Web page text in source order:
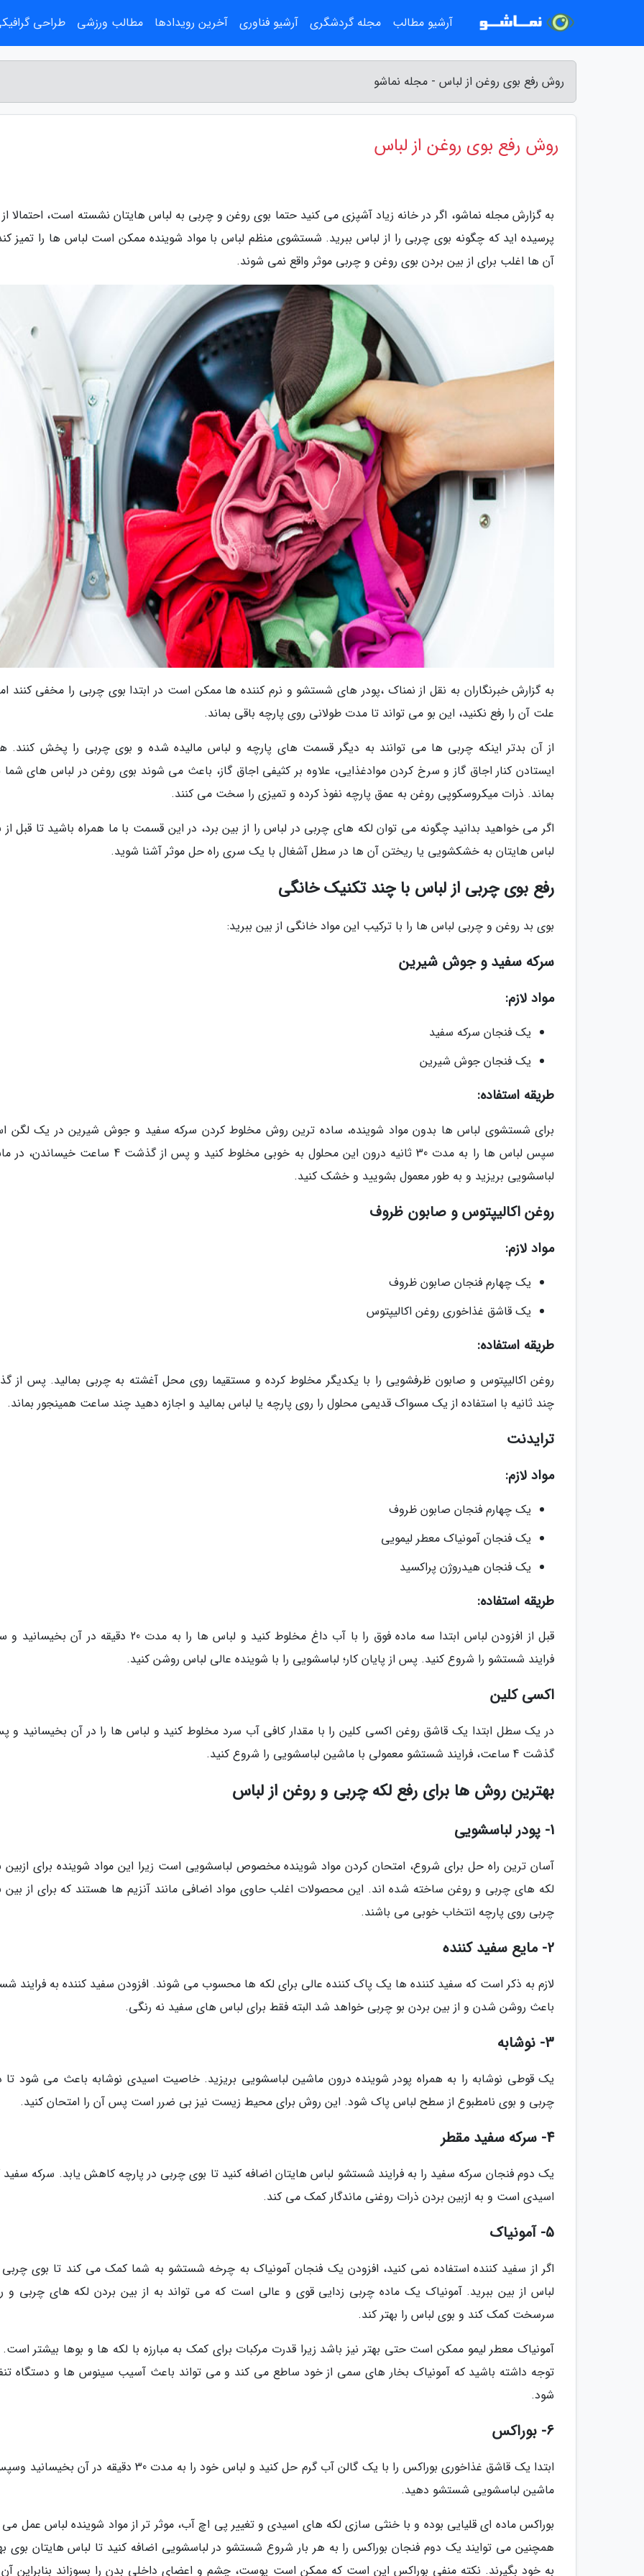
روش رفع بوی روغن از لباس - مجله نماشو
روش رفع بوی روغن از لباس
به گزارش مجله نماشو، اگر در خانه زیاد آشپزی می کنید حتما بوی روغن و چربی به لباس هایتان نشسته است، احتمالا
پرسیده اید که چگونه بوی چربی را از لباس ببرید. شستشوی منظم لباس با مواد شوینده ممکن است لباس ها را تمیز
آن ها اغلب برای از بین بردن بوی روغن و چربی موثر واقع نمی شوند.
به گزارش خبرنگاران به نقل از نمناک ،پودر های شستشو و نرم کننده ها ممکن است در ابتدا بوی چربی را مخفی کنند
علت آن را رفع نکنید، این بو می تواند تا مدت طولانی روی پارچه باقی بماند.
از آن بدتر اینکه چربی ها می توانند به دیگر قسمت های پارچه و لباس مالیده شده و بوی چربی را پخش کنند.
ایستادن کنار اجاق گاز و سرخ کردن موادغذایی، علاوه بر کثیفی اجاق گاز، باعث می شوند بوی روغن در لباس های شما
بماند. ذرات میکروسکوپی روغن به عمق پارچه نفوذ کرده و تمیزی را سخت می کنند.
اگر می خواهید بدانید چگونه می توان لکه های چربی در لباس را از بین برد، در این قسمت با ما همراه باشید تا قبل از
لباس هایتان به خشکشویی یا ریختن آن ها در سطل آشغال با یک سری راه حل موثر آشنا شوید.
رفع بوی چربی از لباس با چند تکنیک خانگی
بوی بد روغن و چربی لباس ها را با ترکیب این مواد خانگی از بین ببرید:
سرکه سفید و جوش شیرین
مواد لازم:
یک فنجان سرکه سفید
یک فنجان جوش شیرین
طریقه استفاده:
برای شستشوی لباس ها بدون مواد شوینده، ساده ترین روش مخلوط کردن سرکه سفید و جوش شیرین در یک لگن
سپس لباس ها را به مدت 30 ثانیه درون این محلول به خوبی مخلوط کنید و پس از گذشت 4
لباسشویی بریزید و به طور معمول بشویید و خشک کنید.
روغن اکالیپتوس و صابون ظروف
مواد لازم:
یک چهارم فنجان صابون ظروف
یک قاشق غذاخوری روغن اکالیپتوس
طریقه استفاده:
روغن اکالیپتوس و صابون ظرفشویی را با یکدیگر مخلوط کرده و مستقیما روی محل آغشته به چربی بمالید. پس از
چند ثانیه با استفاده از یک مسواک قدیمی محلول را روی پارچه یا لباس بمالید و اجازه دهید چند ساعت همینجور بماند.
ترایدنت
مواد لازم:
یک چهارم فنجان صابون ظروف
یک فنجان آمونیاک معطر لیمویی
یک فنجان هیدروژن پراکسید
طریقه استفاده:
قبل از افزودن لباس ابتدا سه ماده فوق را با آب داغ مخلوط کنید و لباس ها را به مدت 20 دقیقه در
فرایند شستشو را شروع کنید. پس از پایان کار؛ لباسشویی را با شوینده عالی لباس روشن کنید.
اکسی کلین
در یک سطل ابتدا یک قاشق روغن اکسی کلین را با مقدار کافی آب سرد مخلوط کنید و لباس ها را در آن بخیسانید و
گذشت 4 ساعت، فرایند شستشو معمولی با ماشین لباسشویی را شروع کنید.
بهترین روش ها برای رفع لکه چربی و روغن از لباس
1- پودر لباسشویی
آسان ترین راه حل برای شروع، امتحان کردن مواد شوینده مخصوص لباسشویی است زیرا این مواد شوینده برای ازبین
لکه های چربی و روغن ساخته شده اند. این محصولات اغلب حاوی مواد اضافی مانند آنزیم ها هستند که برای از بین
چربی روی پارچه انتخاب خوبی می باشند.
2- مایع سفید کننده
لازم به ذکر است که سفید کننده ها یک پاک کننده عالی برای لکه ها محسوب می شوند. افزودن سفید کننده به فرایند
باعث روشن شدن و از بین بردن بو چربی خواهد شد البته فقط برای لباس های سفید نه رنگی.
3- نوشابه
یک قوطی نوشابه را به همراه پودر شوینده درون ماشین لباسشویی بریزید. خاصیت اسیدی نوشابه باعث می شود تا
چربی و بوی نامطبوع از سطح لباس پاک شود. این روش برای محیط زیست نیز بی ضرر است پس آن را امتحان کنید.
4- سرکه سفید مقطر
یک دوم فنجان سرکه سفید را به فرایند شستشو لباس هایتان اضافه کنید تا بوی چربی در پارچه کاهش یابد. سرکه
اسیدی است و به ازبین بردن ذرات روغنی ماندگار کمک می کند.
5- آمونیاک
اگر از سفید کننده استفاده نمی کنید، افزودن یک فنجان آمونیاک به چرخه شستشو به شما کمک می کند تا بوی چربی
لباس از بین ببرید. آمونیاک یک ماده چربی زدایی قوی و عالی است که می تواند به از بین بردن لکه های چربی و
سرسخت کمک کند و بوی لباس را بهتر کند.
آمونیاک معطر لیمو ممکن است حتی بهتر نیز باشد زیرا قدرت مرکبات برای کمک به مبارزه با لکه ها و بوها بیشتر
توجه داشته باشید که آمونیاک بخار های سمی از خود ساطع می کند و می تواند باعث آسیب سینوس ها و دستگاه
شود.
6- بوراکس
ابتدا یک قاشق غذاخوری بوراکس را با یک گالن آب گرم حل کنید و لباس خود را به مدت 30 دقیقه در آن
ماشین لباسشویی شستشو دهید.
بوراکس ماده ای قلیایی بوده و با خنثی سازی لکه های اسیدی و تغییر پی اچ آب، موثر تر از مواد شوینده لباس عمل می
همچنین می توایند یک دوم فنجان بوراکس را به هر بار شروع شستشو در لباسشویی اضافه کنید تا لباس هایتان بوی
به خود بگیرند. نکته منفی بوراکس این است که ممکن است پوست، چشم و اعضای داخلی بدن را بسوزاند بنابراین آن
آرشیو مطالب مجله گردشگری آرشیو فناوری آخرین رویدادها مطالب ورزشی طراحی